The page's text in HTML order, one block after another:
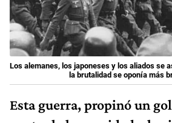
Los alemanes, los japoneses y los aliados se
la brutalidad se oponía más
Esta guerra, propinó un